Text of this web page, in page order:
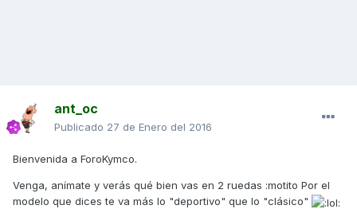
ant_oc
Publicado 27 de Enero del 2016
Bienvenida a ForoKymco.
Venga, anímate y verás qué bien vas en 2 ruedas :motito Por el
modelo que dices te va más lo "deportivo" que lo "clásico"